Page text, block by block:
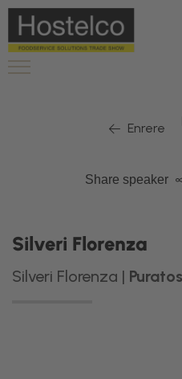
Enrere
Share speaker
Silveri Florenza
Silveri Florenza | Puratos